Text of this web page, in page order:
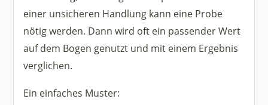
einer unsicheren Handlung kann eine Probe
nötig werden. Dann wird oft ein passender Wert
auf dem Bogen genutzt und mit einem Ergebnis
verglichen.
Ein einfaches Muster: